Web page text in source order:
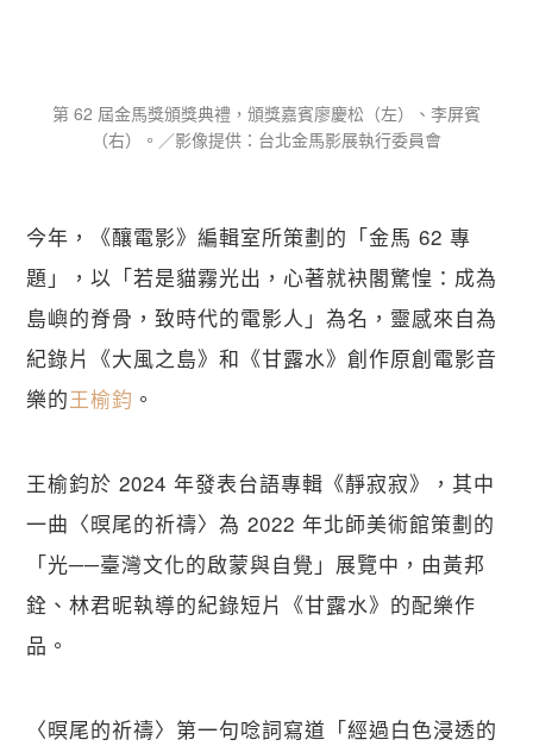
第 62 屆金馬獎頒獎典禮，頒獎嘉賓廖慶松（左）、李屏賓
（右）。／影像提供：台北金馬影展執行委員會
今年，《釀電影》編輯室所策劃的「金馬 62 專
題」，以「若是貓霧光出，心著就袂閣驚惶：成為
島嶼的脊骨，致時代的電影人」為名，靈感來自為
紀錄片《大風之島》和《甘露水》創作原創電影音
樂的王榆鈞 。
王榆鈞於 2024 年發表台語專輯《靜寂寂》，其中
一曲〈暝尾的祈禱〉為 2022 年北師美術館策劃的
「光──臺灣文化的啟蒙與自覺」展覽中，由黃邦
銓、林君昵執導的紀錄短片《甘露水》的配樂作
品。
〈暝尾的祈禱〉第一句唸詞寫道「經過白色浸透的